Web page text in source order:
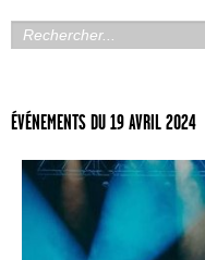
ÉVÉNEMENTS DU 19 AVRIL 2024